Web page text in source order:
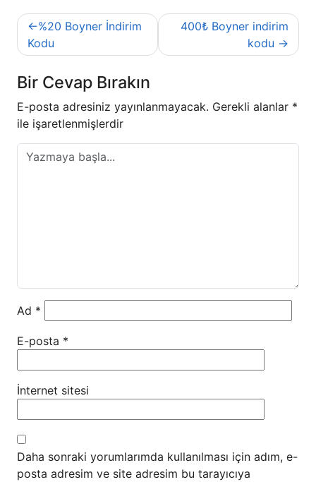
Yazı
gezinmesi
%20 Boyner İndirim
Kodu
400₺ Boyner indirim
kodu
Bir Cevap Bırakın
E-posta adresiniz yayınlanmayacak. Gerekli alanlar *
ile işaretlenmişlerdir
Ad *
E-posta *
İnternet sitesi
Daha sonraki yorumlarımda kullanılması için adım, e-
posta adresim ve site adresim bu tarayıcıya